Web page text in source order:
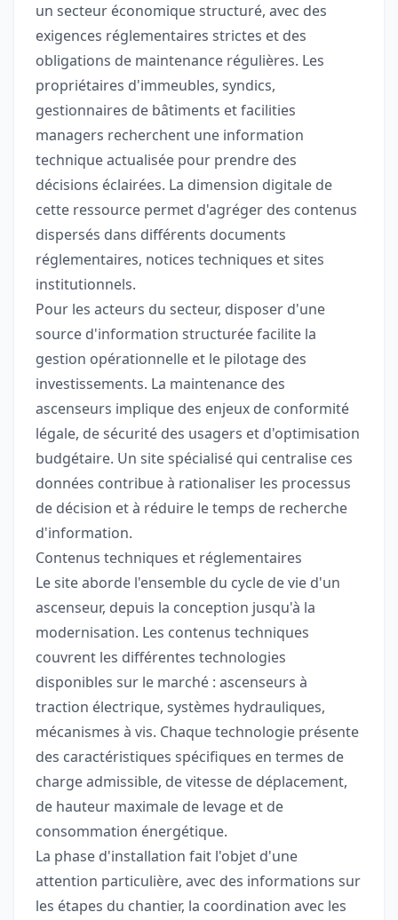
un secteur économique structuré, avec des
exigences réglementaires strictes et des
obligations de maintenance régulières. Les
propriétaires d'immeubles, syndics,
gestionnaires de bâtiments et facilities
managers recherchent une information
technique actualisée pour prendre des
décisions éclairées. La dimension digitale de
cette ressource permet d'agréger des contenus
dispersés dans différents documents
réglementaires, notices techniques et sites
institutionnels.
Pour les acteurs du secteur, disposer d'une
source d'information structurée facilite la
gestion opérationnelle et le pilotage des
investissements. La maintenance des
ascenseurs implique des enjeux de conformité
légale, de sécurité des usagers et d'optimisation
budgétaire. Un site spécialisé qui centralise ces
données contribue à rationaliser les processus
de décision et à réduire le temps de recherche
d'information.
Contenus techniques et réglementaires
Le site aborde l'ensemble du cycle de vie d'un
ascenseur, depuis la conception jusqu'à la
modernisation. Les contenus techniques
couvrent les différentes technologies
disponibles sur le marché : ascenseurs à
traction électrique, systèmes hydrauliques,
mécanismes à vis. Chaque technologie présente
des caractéristiques spécifiques en termes de
charge admissible, de vitesse de déplacement,
de hauteur maximale de levage et de
consommation énergétique.
La phase d'installation fait l'objet d'une
attention particulière, avec des informations sur
les étapes du chantier, la coordination avec les